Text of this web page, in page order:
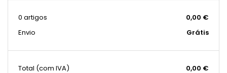
0 artigos
0,00 €
Envio
Grátis
Total (com IVA)
0,00 €